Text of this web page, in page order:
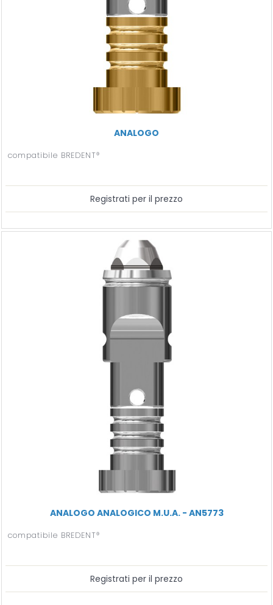
ANALOGO
compatibile BREDENT®
Registrati per il prezzo
ANALOGO ANALOGICO M.U.A. - AN5773
compatibile BREDENT®
Registrati per il prezzo